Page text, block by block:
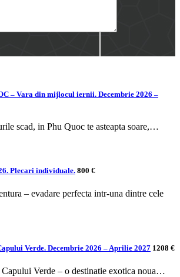
– Vara din mijlocul iernii. Decembrie 2026 –
scad, in Phu Quoc te asteapta soare,…
Plecari individuale. 800 €
– evadare perfecta intr-una dintre cele
Verde. Decembrie 2026 – Aprilie 2027 1208 €
Capului Verde – o destinatie exotica noua…